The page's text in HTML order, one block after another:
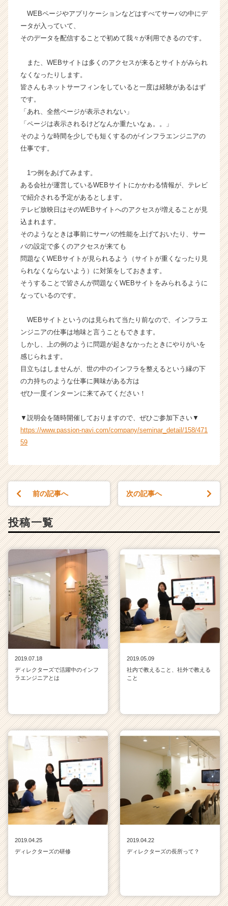
カ
が
く
活
イ
チ
ア
リ
ア
（C
r
C
a
r
e
WEBページやアプリケーションなどはすべてサーバの中にデ
ータが入っていて、
そのデータを配信することで初めて我々が利用できるのです。
また、WEBサイトは多くのアクセスが来るとサイトがみられ
なくなったりします。
皆さんもネットサーフィンをしていると一度は経験があるはず
です。
「あれ、全然ページが表示されない」
「ページは表示されるけどなんか重たいなぁ。。」
そのような時間を少しでも短くするのがインフラエンジニアの
仕事です。
1つ例をあげてみます。
ある会社が運営しているWEBサイトにかかわる情報が、テレビ
で紹介される予定があるとします。
テレビ放映日はそのWEBサイトへのアクセスが増えることが見
込まれます。
そのようなときは事前にサーバの性能を上げておいたり、サー
バの設定で多くのアクセスが来ても
問題なくWEBサイトが見られるよう（サイトが重くなったり見
られなくならないよう）に対策をしておきます。
そうすることで皆さんが問題なくWEBサイトをみられるように
なっているのです。
WEBサイトというのは見られて当たり前なので、インフラエ
ンジニアの仕事は地味と言うこともできます。
しかし、上の例のように問題が起きなかったときにやりがいを
感じられます。
目立ちはしませんが、世の中のインフラを整えるという縁の下
の力持ちのような仕事に興味がある方は
ぜひ一度インターンに来てみてください！
▼説明会を随時開催しておりますので、ぜひご参加下さい▼
https://www.passion-navi.com/company/seminar_detail/158/471
59
前の記事へ 次の記事へ
投稿一覧
2019.07.18
ディレクターズで活躍中のインフ
ラエンジニアとは
2019.05.09
社内で教えること、社外で教える
こと
2019.04.25
ディレクターズの研修
2019.04.22
ディレクターズの長所って？